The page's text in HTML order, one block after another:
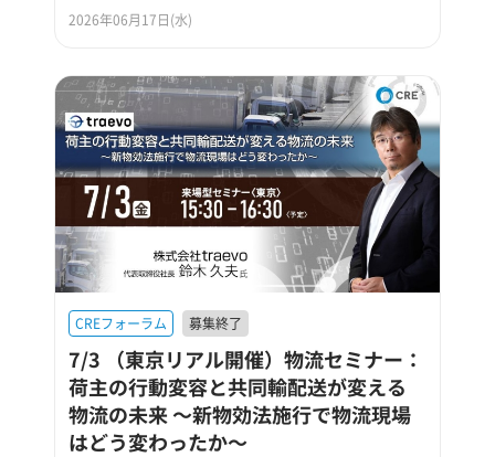
2026年06月17日(水)
CREフォーラム 募集終了
7/3 （東京リアル開催）物流セミナー：
荷主の行動変容と共同輸配送が変える
物流の未来 ～新物効法施行で物流現場
はどう変わったか～